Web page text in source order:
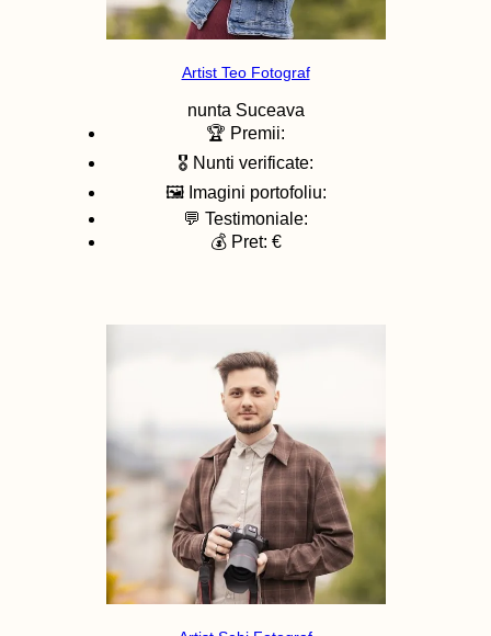
Artist Teo Fotograf
nunta Suceava
🏆 Premii:
🎖️ Nunti verificate:
🖼️ Imagini portofoliu:
💬 Testimoniale:
💰 Pret: €